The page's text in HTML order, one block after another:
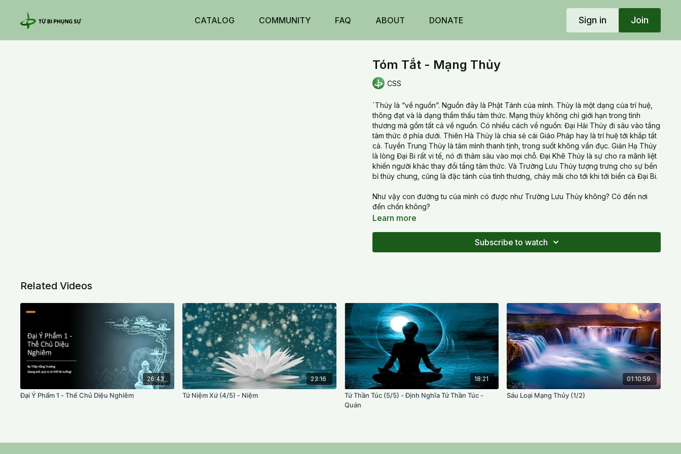
CATALOG COMMUNITY FAQ ABOUT DONATE Sign in Join
Tóm Tắt - Mạng Thủy
CSS
`Thủy là “về nguồn”. Nguồn đây là Phật Tánh của mình. Thủy là một dạng của trí huệ,
thông đạt và là dạng thẩm thấu tâm thức. Mạng thủy không chỉ giới hạn trong tình
thương mà gồm tất cả về nguồn. Có nhiều cách về nguồn: Đại Hải Thủy đi sâu vào tầng
tâm thức ở phía dưới. Thiên Hà Thủy là chia sẻ cái Giáo Pháp hay là trí huệ tới khắp tất
cả. Tuyền Trung Thủy là tâm mình thanh tịnh, trong suốt không vẩn đục. Giản Hạ Thủy
là lòng Đại Bi rất vi tế, nó đi thâm sâu vào mọi chỗ. Đại Khê Thủy là sự cho ra mãnh liệt
khiến người khác thay đổi tầng tâm thức. Và Trường Lưu Thủy tượng trưng cho sự bền
bỉ thủy chung, cũng là đặc tánh của tình thương, chảy mãi cho tới khi tới biển cả Đại Bi.
Như vậy con đường tu của mình có được như Trường Lưu Thủy không? Có đến nơi
đến chốn không?
Learn more
Subscribe to watch
Related Videos
26:43
Đại Ý Phẩm 1 - Thế Chủ Diệu Nghiêm
23:16
Tứ Niệm Xứ (4/5) - Niệm
18:21
Tứ Thần Túc (5/5) - Định Nghĩa Tứ Thần Túc -
Quán
01:10:59
Sáu Loại Mạng Thủy (1/2)